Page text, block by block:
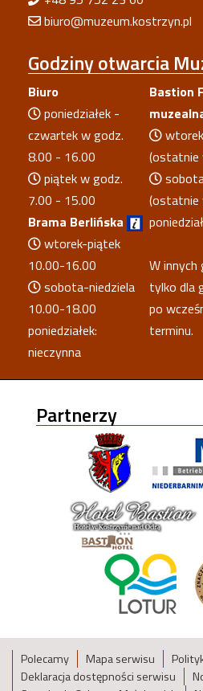
biuro@muzeum.kostrzyn.pl
Godzinyotwarcia
Biuro
poniedziałek -
czwartek w godz.
8.00 - 16.00
piątek w godz.
7.00 - 15.00
Brama Berlińska
wtorek-piątek
10.00-16.00
sobota-niedziela
10.00-18.00
poniedziałek:
nieczynna
Bastion
(ostatnie
(ostatnie
W
tylko dla
po
terminu.
Partnerzy
Polecamy Mapa serwisu
Deklaracja dostępności serwisu